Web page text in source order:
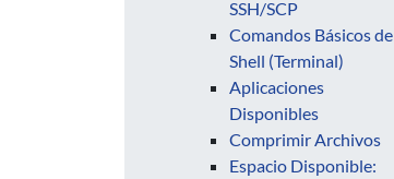
SSH/SCP
Comandos Básicos de
Shell (Terminal)
Aplicaciones
Disponibles
Comprimir Archivos
Espacio Disponible: